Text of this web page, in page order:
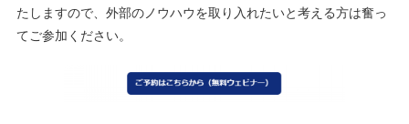
たしますので、外部のノウハウを取り入れたいと考える方は奮っ
てご参加ください。